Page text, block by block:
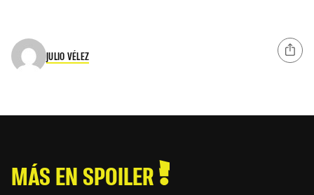
JULIO VÉLEZ
MÁS EN SPOILER